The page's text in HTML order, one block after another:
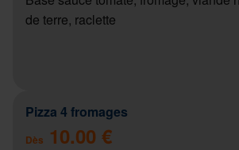
de terre, raclette
Pizza 4 fromages
Dès 10.00 €